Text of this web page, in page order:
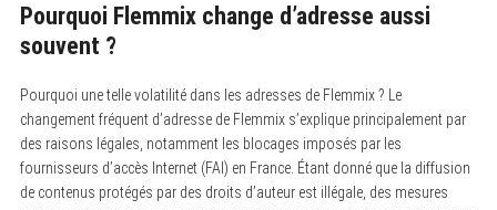
Pourquoi Flemmix change d’adresse aussi
souvent ?
Pourquoi une telle volatilité dans les adresses de Flemmix ? Le
changement fréquent d’adresse de Flemmix s’explique principalement par
des raisons légales, notamment les blocages imposés par les
fournisseurs d’accès Internet (FAI) en France. Étant donné que la diffusion
de contenus protégés par des droits d’auteur est illégale, des mesures